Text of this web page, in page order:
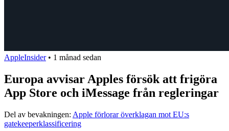
AppleInsider • 1 månad sedan
Europa avvisar Apples försök att frigöra
App Store och iMessage från regleringar
Del av bevakningen: Apple förlorar överklagan mot EU:s
gatekeeperklassificering